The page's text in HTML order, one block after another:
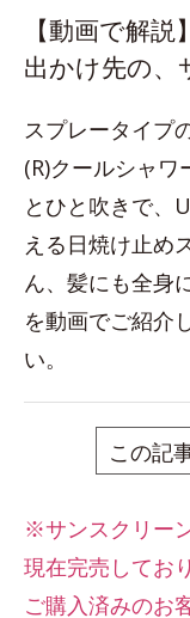
【動画で解
出かけ先の、
スプレータイプ
(R)クールシャワ
とひと吹きで、
える日焼け止め
ん、髪にも全身
を動画でご紹介
い。
この記
※サンスクリー
現在完売してお
ご購入済みのお